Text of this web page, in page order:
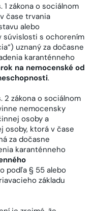
zákona o sociálnom
čase trvania
alebo
súvislosti s ochorením
uznaný za dočasne
karanténneho
na nemocenské od
.
2 zákona o sociálnom
nemocensky
osoby a
osoby, ktorá v čase
za dočasne
karanténneho
podľa § 55 alebo
základu